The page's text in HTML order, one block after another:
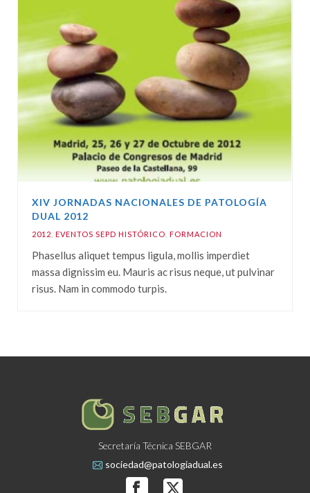
XIV JORNADAS NACIONALES DE PATOLOGÍA
DUAL 2012
2012 EVENTOS SEPD HISTÓRICO FORMACION
Phasellus aliquet tempus ligula, mollis imperdiet
massa dignissim eu. Mauris ac risus neque, ut pulvinar
risus. Nam in commodo turpis.
Secretaría Técnica SEBGAR
sociedad@patologiadual.es